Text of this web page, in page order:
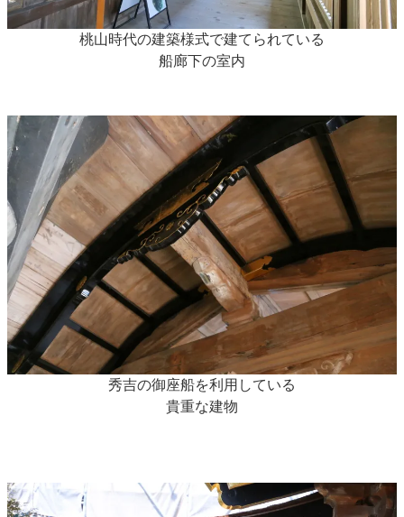
桃山時代の建築様式で建てられている
船廊下の室内
秀吉の御座船を利用している
貴重な建物